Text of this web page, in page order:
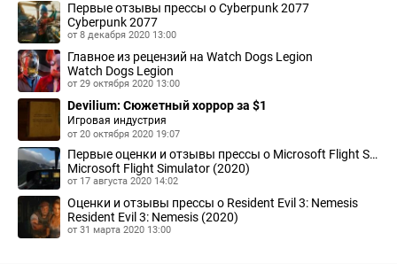
Первые отзывы прессы о Cyberpunk 2077
Cyberpunk 2077
от 8 декабря 2020 13:00
Главное из рецензий на Watch Dogs Legion
Watch Dogs Legion
от 29 октября 2020 13:00
Devilium: Сюжетный хоррор за $1
Игровая индустрия
от 20 октября 2020 19:07
Первые оценки и отзывы прессы о Microsoft Flight Simulator
Microsoft Flight Simulator (2020)
от 17 августа 2020 14:02
Оценки и отзывы прессы о Resident Evil 3: Nemesis
Resident Evil 3: Nemesis (2020)
от 31 марта 2020 13:00